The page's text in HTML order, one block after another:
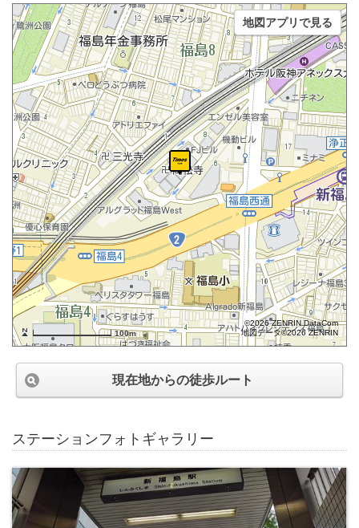
100m
©2026 ZENRIN DataCom
地図データ©2026 ZENRIN
地図アプリで見る
現在地からの徒歩ルート
ステーションフォトギャラリー